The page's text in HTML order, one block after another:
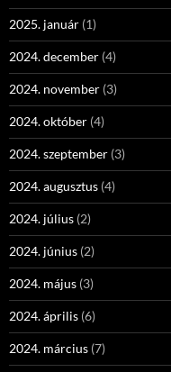
2025. január (1)
2024. december (4)
2024. november (3)
2024. október (4)
2024. szeptember (3)
2024. augusztus (4)
2024. július (2)
2024. június (2)
2024. május (3)
2024. április (6)
2024. március (7)